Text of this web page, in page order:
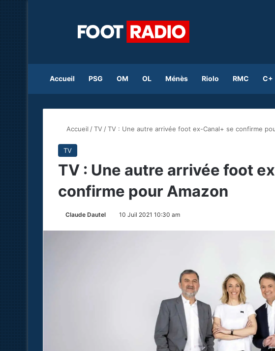
Accueil PSG OM OL Ménès Riolo RMC C+
Accueil /TV /TV : Une autre arrivée foot ex-Canal+ se confirme
TV
TV : Une autre arrivée foot
confirme pour Amazon
Claude Dautel 10 Juil 2021 10:30 am